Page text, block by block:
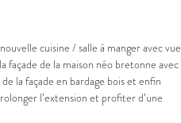
cuisine / salle à manger avec vue
façade de la maison néo bretonne avec
la façade en bardage bois et enfin
l’extension et profiter d’une